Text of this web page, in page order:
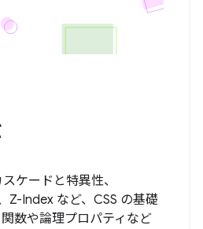
ケードと特異性、
Z-Index など、CSS の基礎
数や論理プロパティなど